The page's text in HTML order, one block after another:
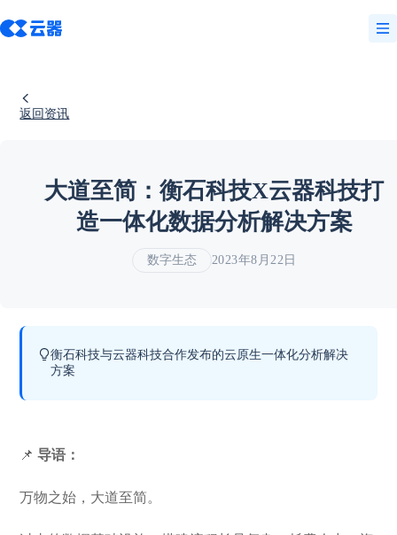
返回资讯
大道至简：衡石科技X云器科技打
造一体化数据分析解决方案
数字生态 2023年8月22日
衡石科技与云器科技合作发布的云原生一体化分析解决
方案
📌导语：
万物之始，大道至简。